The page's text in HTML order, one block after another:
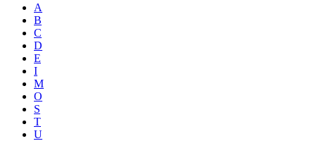
A
B
C
D
E
I
M
O
S
T
U